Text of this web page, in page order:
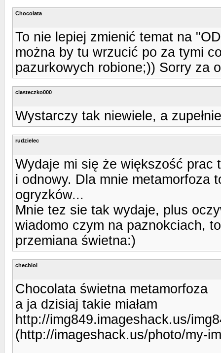
Chocolata
To nie lepiej zmienić temat na
można by tu wrzucić po za tymi
pazurkowych robione;)) Sorry za
ciasteczko000
Wystarczy tak niewiele, a
rudzielec
Wydaje mi się że większość prac
i odnowy. Dla mnie metamorfoza
ogryzków...
Mnie tez sie tak wydaje, plus
wiadomo czym na paznokciach,
przemiana świetna:)
chechlol
Chocolata świetna metamorfoza
a ja dzisiaj takie miałam
http://img849.imageshack.us/
(http://imageshack.us/photo/my-